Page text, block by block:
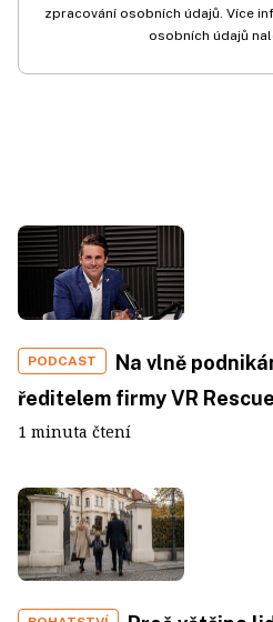
zpracování osobních údajů. Více
osobních údajů
PODCAST
Na vlně
ředitelem firmy VR Rescue
1 minuta čtení